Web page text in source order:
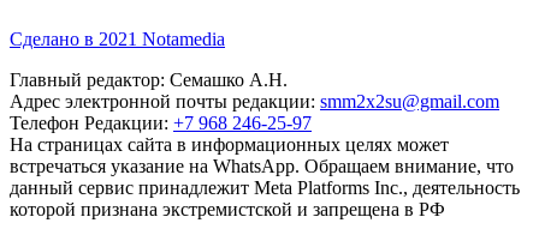
Сделано в 2021 Notamedia
Главный редактор: Семашко А.Н.
Адрес электронной почты редакции: smm2x2su@gmail.com
Телефон Редакции: +7 968 246-25-97
На страницах сайта в информационных целях может
встречаться указание на WhatsApp. Обращаем внимание, что
данный сервис принадлежит Meta Platforms Inc., деятельность
которой признана экстремистской и запрещена в РФ